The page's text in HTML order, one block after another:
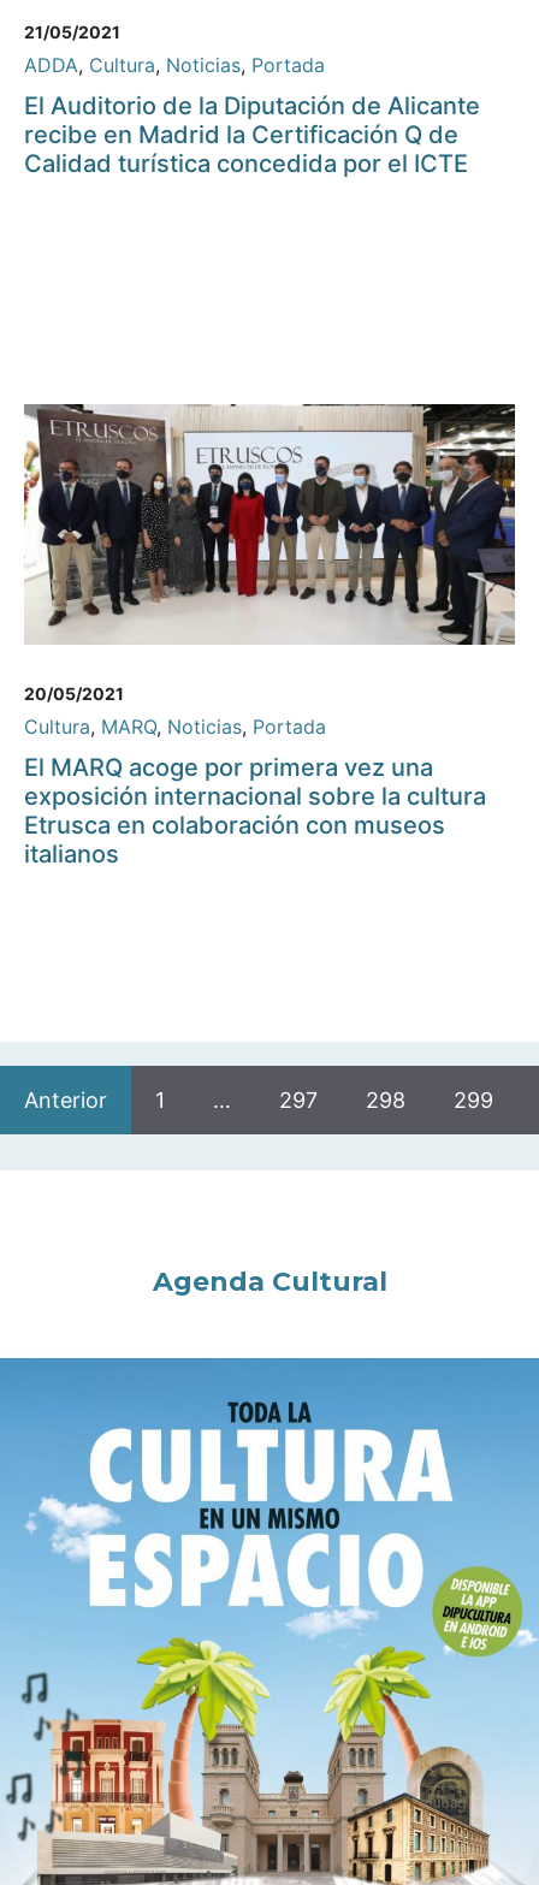
21/05/2021
ADDA, Cultura, Noticias, Portada
El Auditorio de la Diputación de Alicante
recibe en Madrid la Certificación Q de
Calidad turística concedida por el ICTE
20/05/2021
Cultura, MARQ, Noticias, Portada
El MARQ acoge por primera vez una
exposición internacional sobre la cultura
Etrusca en colaboración con museos
italianos
Anterior 1 … 297 298 299
Agenda Cultural